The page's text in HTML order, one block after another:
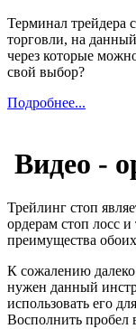
Терминал трейдера
торговли, на
через которые
свой выбор?
Подробнее...
Видео -
Трейлинг стоп
ордерам стоп лосс
преимущества
К сожалению далеко
нужен данный
использовать его
Восполнить пробел